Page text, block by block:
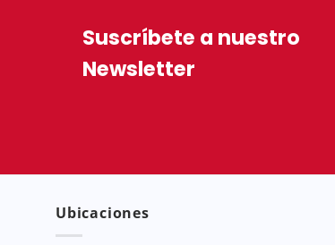
Suscríbete a nuestro
Newsletter
Ubicaciones